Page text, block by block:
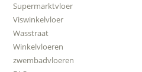
Supermarktvloer
Viswinkelvloer
Wasstraat
Winkelvloeren
zwembadvloeren